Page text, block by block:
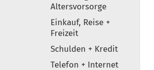
Altersvorsorge
Einkauf, Reise +
Freizeit
Schulden + Kredit
Telefon + Internet